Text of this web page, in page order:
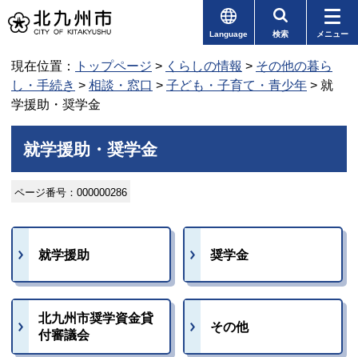
Language 検索 メニュー
現在位置： トップページ > くらしの情報 > その他の暮ら
し・手続き > 相談・窓口 > 子ども・子育て・青少年 > 就
学援助・奨学金
就学援助・奨学金
ページ番号：000000286
就学援助 奨学金
北九州市奨学資金貸
付審議会
その他